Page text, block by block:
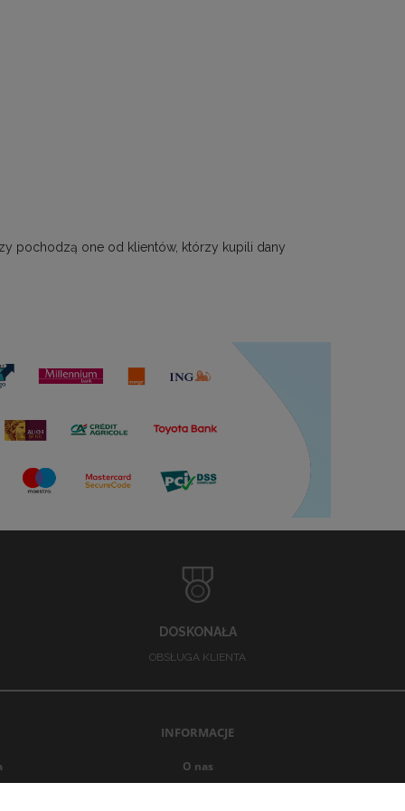
pochodzą one od klientów, którzy kupili dany
DOSKONAŁA
OBSŁUGA KLIENTA
INFORMACJE
O nas
Opinie Trustmate